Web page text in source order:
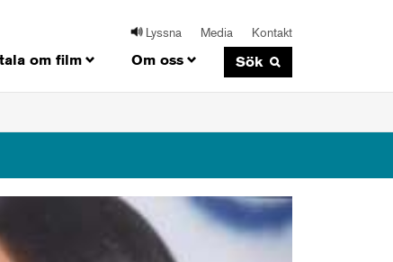
Lyssna Media Kontakt
om film Om oss Sök